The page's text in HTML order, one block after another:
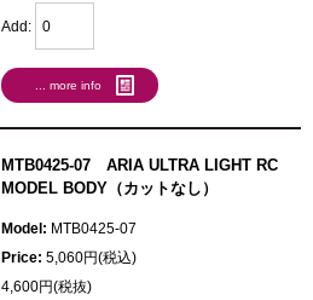
Add:
... more info
MTB0425-07 ARIA ULTRA LIGHT RC
MODEL BODY（カットなし）
Model: MTB0425-07
Price: 5,060円(税込)
4,600円(税抜)